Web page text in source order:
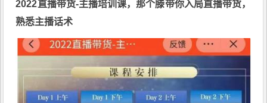
2022直播带货-主播培训课，那个滕带你入局直播带货，
熟悉主播话术